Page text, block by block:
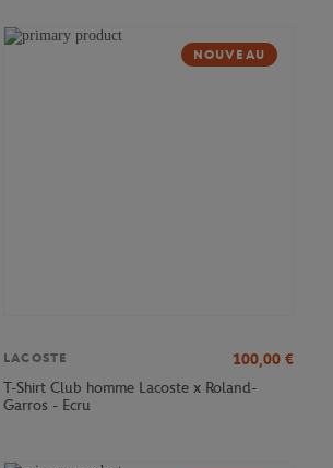
NOUVEAU
LACOSTE 100,00 €
T-Shirt Club homme Lacoste x Roland-
Garros - Ecru